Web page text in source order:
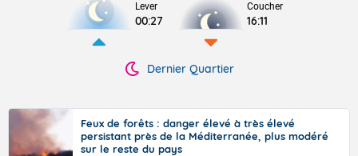
Lever
00:27
Coucher
16:11
Dernier Quartier
Feux de forêts : danger élevé à très élevé
persistant près de la Méditerranée, plus modéré
sur le reste du pays